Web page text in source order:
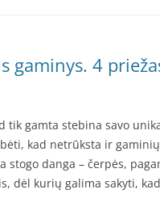
gaminys. 4
tik gamta stebina savo
kad netrūksta ir
danga – čerpės,
dėl kurių galima sakyti,